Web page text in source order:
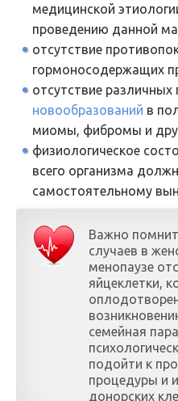
медицинской
проведению данной
отсутствие
гормоносодержащих
отсутствие различных
новообразований в
миомы, фибромы и
физиологическое
всего организма
самостоятельному
Важно
случаев в
менопаузе
яйцеклетки,
семейная
подойти к
процедуры и
донорских